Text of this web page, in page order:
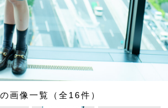
画像一覧（全16件）